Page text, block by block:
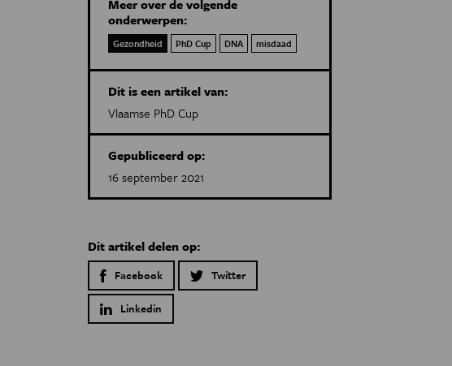
Meer over de volgende
onderwerpen:
Gezondheid PhD Cup DNA misdaad
Dit is een artikel van:
Vlaamse PhD Cup
Gepubliceerd op:
16 september 2021
Dit artikel delen op:
Facebook Twitter
Linkedin